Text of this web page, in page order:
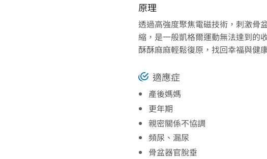
原理
透過高強度聚焦電磁技術，刺激骨
縮，是一般凱格爾運動無法達到的
酥酥麻麻輕鬆復原，找回幸福與健
適應症
產後媽媽
更年期
親密關係不協調
頻尿、漏尿
骨盆器官脫垂